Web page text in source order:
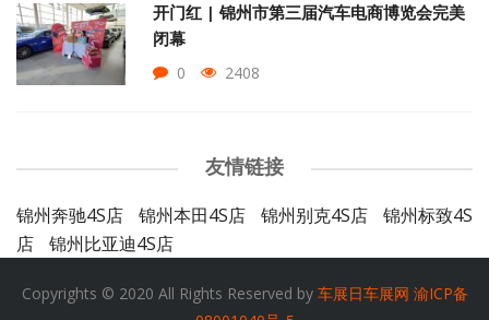
开门红 | 锦州市第三届汽车电商博览会完美
闭幕
0 2408
友情链接
锦州奔驰4S店 锦州本田4S店 锦州别克4S店
锦州标致4S
店
锦州比亚迪4S店
Copyrights © 2020 All Rights Reserved by 车展日车展网 渝ICP备